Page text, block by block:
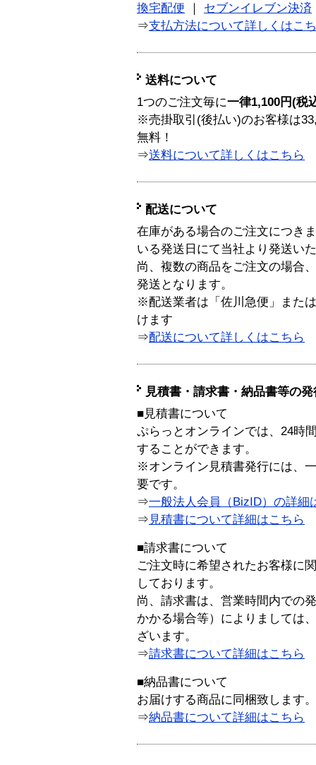
換宅配便
セブンイレブン決済
⇒支払方法について詳しくはこ
送料について
1つのご注文毎に一律1,100円(税
※売掛取引(後払い)のお客様は
無料！
⇒送料について詳しくはこちら
配送について
在庫がある場合のご注文につき
いる発送日にて当社より発送い
尚、複数の商品をご注文の場合
発送となります。
※配送業者は「佐川急便」また
けます
⇒配送について詳しくはこちら
見積書・請求書・納品書等の
■見積書について
ぷらっとオンラインでは、24時
することができます。
※オンライン見積書発行には、
要です。
⇒一般法人会員（BizID）の詳細
⇒ 見積書について詳細はこちら
■請求書について
ご注文時に希望されたお客様に
しております。
尚、請求書は、営業時間内での
かかる場合等）によりましては
ざいます。
⇒請求書について詳細はこちら
■納品書について
お届けする商品に同梱致します。
⇒納品書について詳細はこちら